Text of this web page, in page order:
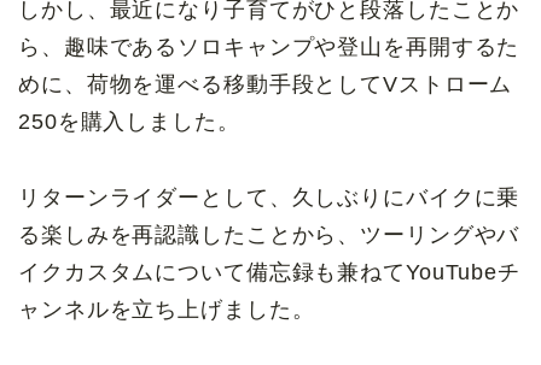
しかし、最近になり子育てがひと段落したことか
ら、趣味であるソロキャンプや登山を再開するた
めに、荷物を運べる移動手段としてVストローム
250を購入しました。
リターンライダーとして、久しぶりにバイクに乗
る楽しみを再認識したことから、ツーリングやバ
イクカスタムについて備忘録も兼ねてYouTubeチ
ャンネルを立ち上げました。